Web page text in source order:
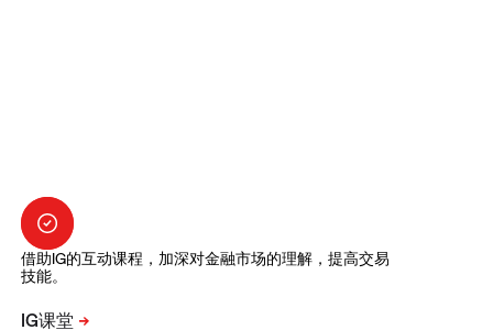
借助IG的互动课程，加深对金融市场的理解，提高交易
技能。